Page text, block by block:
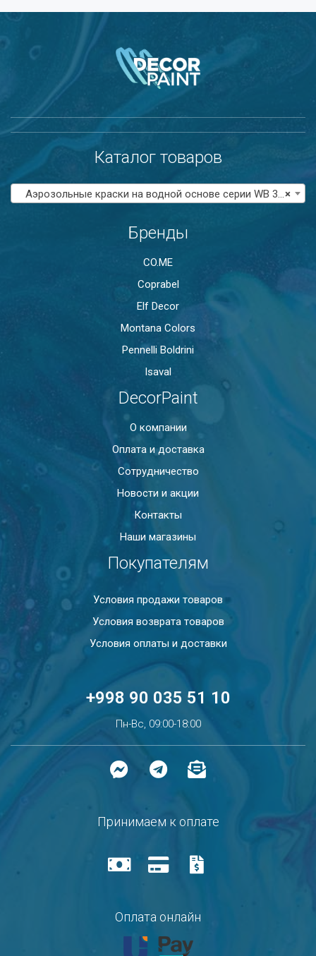
Каталог товаров
×
Аэрозольные краски на водной основе серии WB 300
Бренды
CO.ME
Coprabel
Elf Decor
Montana Colors
Pennelli Boldrini
Isaval
DecorPaint
О компании
Оплата и доставка
Сотрудничество
Новости и акции
Контакты
Наши магазины
Покупателям
Условия продажи товаров
Условия возврата товаров
Условия оплаты и доставки
+998 90 035 51 10
Пн-Вс, 09:00-18:00
Принимаем к оплате
Оплата онлайн